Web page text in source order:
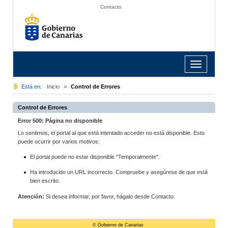
Contacto
Toggle
navigation
Está en: Inicio > Control de Errores
Control de Errores
Error 500: Página no disponible
Lo sentimos, el portal al que está intentado acceder no está disponible. Esto
puede ocurrir por varios motivos:
El portal puede no estar disponible "Temporalmente".
Ha introducido un URL incorrecto. Compruebe y asegúrese de que está
bien escrito.
Atención: Si desea informar, por favor, hágalo desde Contacto.
© Gobierno de Canarias